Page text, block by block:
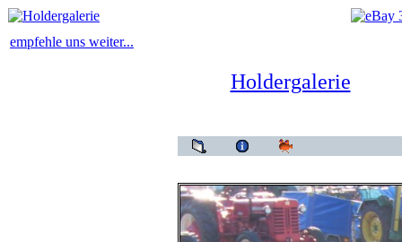
empfehle uns weiter...
Holdergalerie